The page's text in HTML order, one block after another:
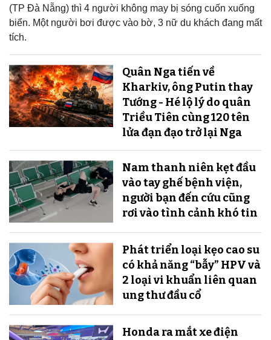
(TP Đà Nẵng) thì 4 người không may bị sóng cuốn xuống
biển. Một người bơi được vào bờ, 3 nữ du khách đang mất
tích.
Quân Nga tiến về
Kharkiv, ông Putin thay
Tướng - Hé lộ lý do quân
Triều Tiên cùng 120 tên
lửa đạn đạo trở lại Nga
Nam thanh niên kẹt đầu
vào tay ghế bệnh viện,
người bạn đến cứu cũng
rơi vào tình cảnh khó tin
Phát triển loại kẹo cao su
có khả năng “bẫy” HPV và
2 loại vi khuẩn liên quan
ung thư đầu cổ
Honda ra mắt xe điện